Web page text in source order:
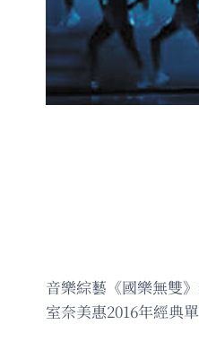
音樂綜藝《國樂無雙
室奈美惠2016年經典